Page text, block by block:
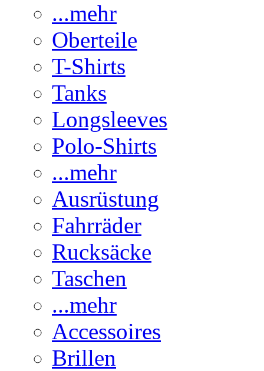
...mehr
Oberteile
T-Shirts
Tanks
Longsleeves
Polo-Shirts
...mehr
Ausrüstung
Fahrräder
Rucksäcke
Taschen
...mehr
Accessoires
Brillen